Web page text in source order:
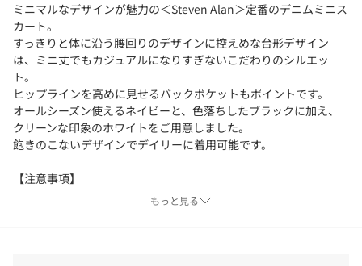
ミニマルなデザインが魅力の＜Steven Alan＞定番のデニムミニス
カート。
すっきりと体に沿う腰回りのデザインに控えめな台形デザイン
は、ミニ丈でもカジュアルになりすぎないこだわりのシルエッ
ト。
ヒップラインを高めに見せるバックポケットもポイントです。
オールシーズン使えるネイビーと、色落ちしたブラックに加え、
クリーンな印象のホワイトをご用意しました。
飽きのこないデザインでデイリーに着用可能です。
【注意事項】
※商品を使用前に、タグ等に記載されている「取り扱い上の注意
もっと見る